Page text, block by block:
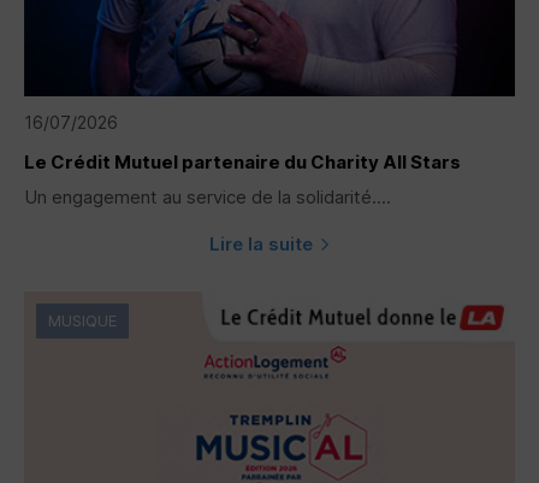
16/07/2026
Le Crédit Mutuel partenaire du Charity All Stars
Un engagement au service de la solidarité....
Lire la suite
MUSIQUE